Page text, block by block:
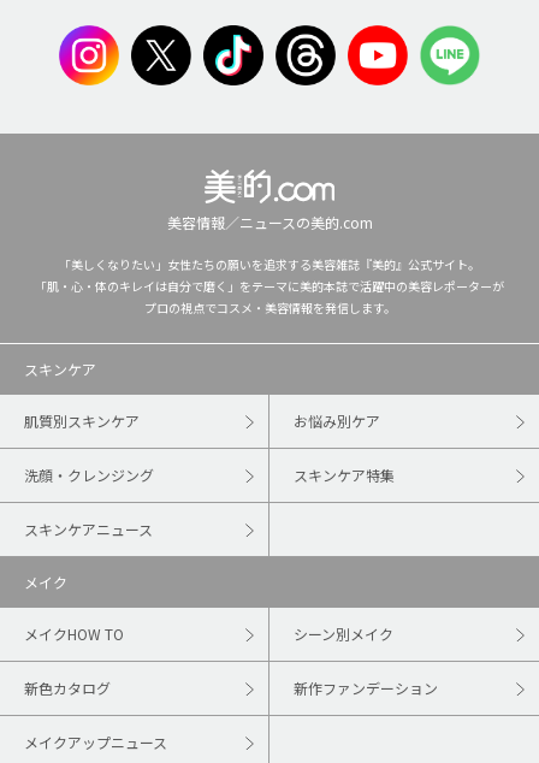
美容情報／ニュースの美的.com
「美しくなりたい」女性たちの願いを追求する美容雑誌『美的』公式サイト。
「肌・心・体のキレイは自分で磨く」をテーマに美的本誌で活躍中の美容レポーターが
プロの視点でコスメ・美容情報を発信します。
スキンケア
肌質別スキンケア お悩み別ケア
洗顔・クレンジング スキンケア特集
スキンケアニュース
メイク
メイクHOW TO シーン別メイク
新色カタログ 新作ファンデーション
メイクアップニュース